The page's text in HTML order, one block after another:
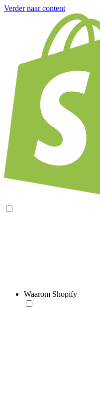
Verder naar content
Waarom Shopify